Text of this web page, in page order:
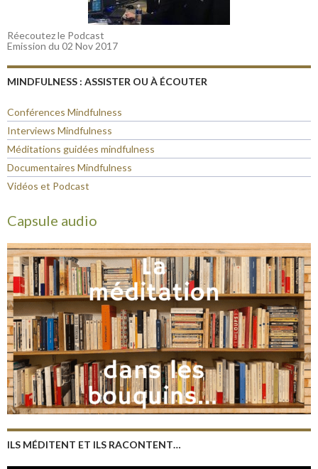
Réecoutez le Podcast
Emission du 02 Nov 2017
MINDFULNESS : ASSISTER OU À ÉCOUTER
Conférences Mindfulness
Interviews Mindfulness
Méditations guidées mindfulness
Documentaires Mindfulness
Vidéos et Podcast
Capsule audio
ILS MÉDITENT ET ILS RACONTENT…